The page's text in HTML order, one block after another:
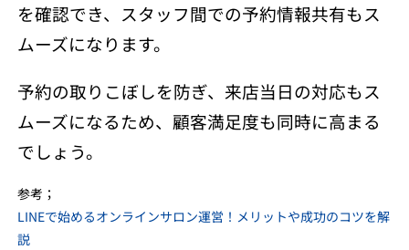
を確認でき、スタッフ間での予約情報共有もス
ムーズになります。
予約の取りこぼしを防ぎ、来店当日の対応もス
ムーズになるため、顧客満足度も同時に高まる
でしょう。
参考；
LINEで始めるオンラインサロン運営！メリットや成功のコツを解
説